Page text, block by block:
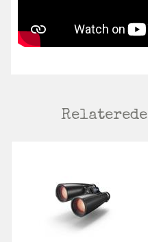
Relaterede